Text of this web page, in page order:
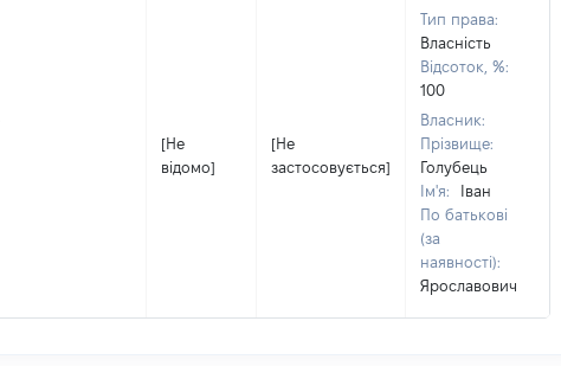
[Не
відомо]
[Не
застосовується]
Тип права:
Власність
Відсоток, %:
100
Власник:
Прізвище:
Голубець
Ім'я:
Іван
По батькові
(за
наявності):
Ярославович